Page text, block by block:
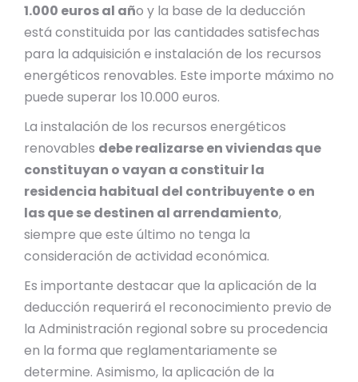
1.000 euros al año y la base de la deducción
está constituida por las cantidades satisfechas
para la adquisición e instalación de los recursos
energéticos renovables. Este importe máximo no
puede superar los 10.000 euros.
La instalación de los recursos energéticos
renovables debe realizarse en viviendas que
constituyan o vayan a constituir la
residencia habitual del contribuyente o en
las que se destinen al arrendamiento,
siempre que este último no tenga la
consideración de actividad económica.
Es importante destacar que la aplicación de la
deducción requerirá el reconocimiento previo de
la Administración regional sobre su procedencia
en la forma que reglamentariamente se
determine. Asimismo, la aplicación de la